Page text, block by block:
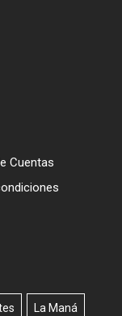
Cuentas
La Maná